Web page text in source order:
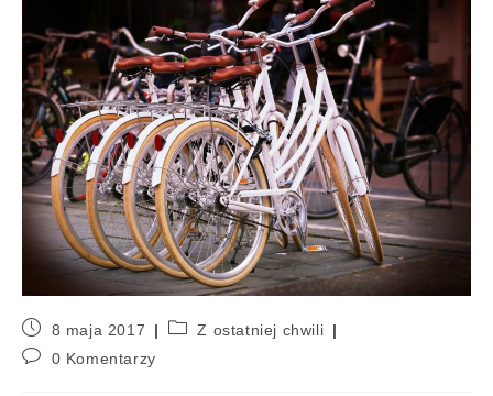
8 maja 2017
Z ostatniej chwili
0 Komentarzy